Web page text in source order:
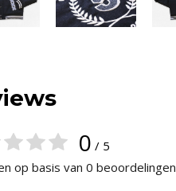
0 / 5
op basis van 0 beoordelingen